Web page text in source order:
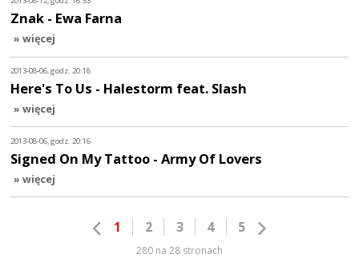
Znak - Ewa Farna
» więcej
2013-08-06, godz. 20:18
Here's To Us - Halestorm feat. Slash
» więcej
2013-08-06, godz. 20:16
Signed On My Tattoo - Army Of Lovers
» więcej
1 2 3 4 5
280 na 28 stronach